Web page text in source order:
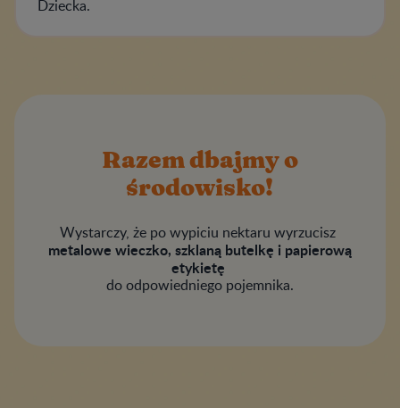
Dziecka.
Razem dbajmy o
środowisko!
Wystarczy, że po wypiciu nektaru wyrzucisz
metalowe wieczko, szklaną butelkę i papierową
etykietę
do odpowiedniego pojemnika.